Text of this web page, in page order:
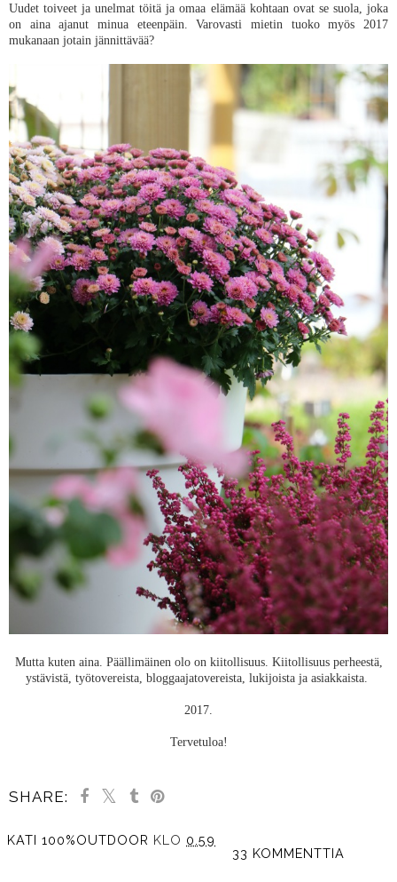
Uudet toiveet ja unelmat töitä ja omaa elämää kohtaan ovat se suola, joka
on aina ajanut minua eteenpäin. Varovasti mietin tuoko myös 2017
mukanaan jotain jännittävää?
Mutta kuten aina. Päällimäinen olo on kiitollisuus. Kiitollisuus perheestä,
ystävistä, työtovereista, bloggaajatovereista, lukijoista ja asiakkaista.
2017.
Tervetuloa!
SHARE:
KATI 100%OUTDOOR KLO 0.59
33 KOMMENTTIA